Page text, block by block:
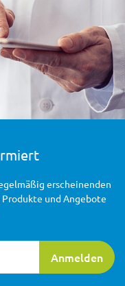
Anmelden
erscheinenden
und Angebote